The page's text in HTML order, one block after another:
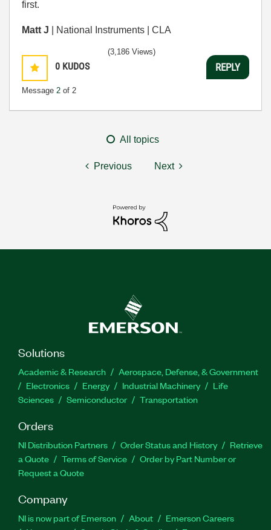
first.
Matt J | National Instruments | CLA
0 KUDOS
Message 2 of 2
(3,186 Views)
REPLY
All topics
Previous Next
Solutions
Academic & Research
Aerospace, Defense, & Government
Electronics
Energy Industrial Machinery
Life
Sciences
Semiconductor Transportation
Orders
NI Distribution Partners Order Status and History
Retrieve
a Quote
Terms of Service
Order by Part Number or
Request a Quote
Company
NI is now part of Emerson About
Emerson Careers